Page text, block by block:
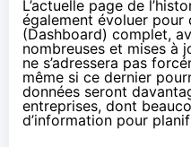
L’actuelle page de
également évoluer pour
(Dashboard) complet,
nombreuses et mises à
ne s’adressera pas
même si ce dernier
données seront
entreprises, dont
d’information pour